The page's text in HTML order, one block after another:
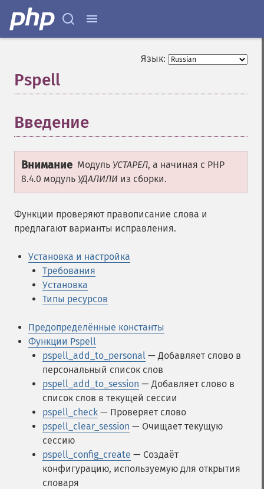
Язык:
Pspell
Введение
Внимание Модуль УСТАРЕЛ, а начиная с PHP
8.4.0 модуль УДАЛИЛИ из сборки.
Функции проверяют правописание слова и
предлагают варианты исправления.
Установка и настройка
Требования
Установка
Типы ресурсов
Предопределённые константы
Функции Pspell
pspell_add_to_personal — Добавляет слово в
персональный список слов
pspell_add_to_session — Добавляет слово в
список слов в текущей сессии
pspell_check — Проверяет слово
pspell_clear_session — Очищает текущую
сессию
pspell_config_create — Создаёт
конфигурацию, используемую для открытия
словаря